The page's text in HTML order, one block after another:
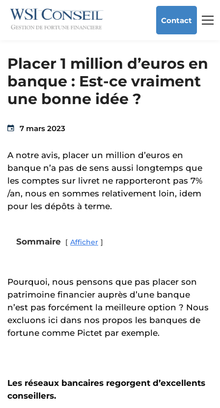
Contact
Placer 1 million d’euros en
banque : Est-ce vraiment
une bonne idée ?
7 mars 2023
A notre avis, placer un million d’euros en
banque n’a pas de sens aussi longtemps que
les comptes sur livret ne rapporteront pas 7%
/an, nous en sommes relativement loin, idem
pour les dépôts à terme.
Sommaire Afficher
Pourquoi, nous pensons que pas placer son
patrimoine financier auprès d’une banque
n’est pas forcément la meilleure option ? Nous
excluons ici dans nos propos les banques de
fortune comme Pictet par exemple.
Les réseaux bancaires regorgent d’excellents
conseillers.